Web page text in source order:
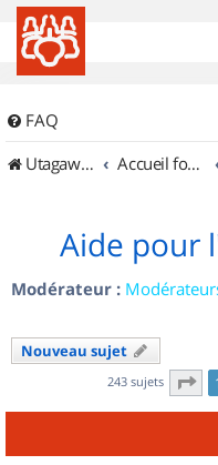
FAQ
UtagawaVTT (Randos VTT et VTTAE avec traces GPS)
Accueil forum
Aide pour
Modérateur :
Nouveau sujet
243 sujets